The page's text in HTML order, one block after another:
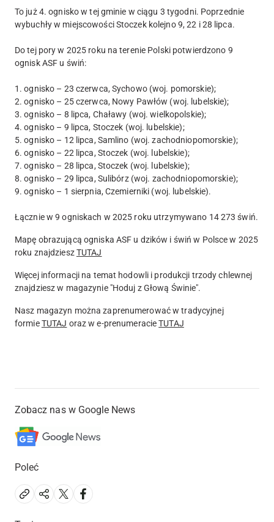
To już 4. ognisko w tej gminie w ciągu 3 tygodni. Poprzednie
wybuchły w miejscowości Stoczek kolejno 9, 22 i 28 lipca.
Do tej pory w 2025 roku na terenie Polski potwierdzono 9
ognisk ASF u świń:
1. ognisko – 23 czerwca, Sychowo (woj. pomorskie);
2. ognisko – 25 czerwca, Nowy Pawłów (woj. lubelskie);
3. ognisko – 8 lipca, Chaławy (woj. wielkopolskie);
4. ognisko – 9 lipca, Stoczek (woj. lubelskie);
5. ognisko – 12 lipca, Samlino (woj. zachodniopomorskie);
6. ognisko – 22 lipca, Stoczek (woj. lubelskie);
7. ognisko – 28 lipca, Stoczek (woj. lubelskie);
8. ognisko – 29 lipca, Sulibórz (woj. zachodniopomorskie);
9. ognisko – 1 sierpnia, Czemierniki (woj. lubelskie).
Łącznie w 9 ogniskach w 2025 roku utrzymywano 14 273 świń.
Mapę obrazującą ogniska ASF u dzików i świń w Polsce w 2025
roku znajdzieszTUTAJ
Więcej informacji na temat hodowli i produkcji trzody chlewnej
znajdziesz w magazynie "Hoduj z Głową Świnie".
Nasz magazyn można zaprenumerować w tradycyjnej
formieTUTAJ oraz we-prenumeracieTUTAJ
Zobacz nas w Google News
Poleć